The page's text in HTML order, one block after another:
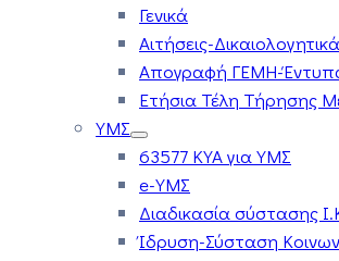
Γενικά
Αιτήσεις-Δικαιολογητικά
Απογραφή ΓΕΜΗ-
Ετήσια Τέλη Τήρησης
ΥΜΣ
63577 ΚΥΑ για ΥΜΣ
e-ΥΜΣ
Διαδικασία σύστασης
Ίδρυση-Σύσταση